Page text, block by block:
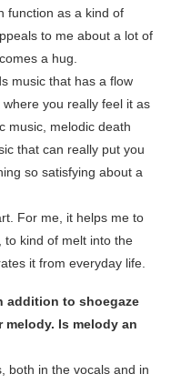
function as a kind of
to me about a lot of
a hug.
music that has a flow
you really feel it as
music, melodic death
that can really put you
so satisfying about a
For me, it helps me to
to kind of melt into the
it from everyday life.
addition to shoegaze
Is melody an
both in the vocals and in